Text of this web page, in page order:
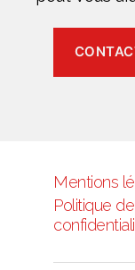
Mentions
Politique de